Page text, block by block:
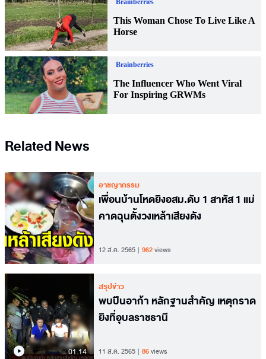
Related News
อาชญากรรม
เพื่อนบ้านโหดยิงอสม.ดับ 1 สาหัส 1 แม่
คาดฉุนตั้งวงเหล้าเสียงดัง
12 ส.ค. 2565 962views
01.14
สรุปข่าว
พบปืนอาก้า หลักฐานสำคัญ เหตุกราด
ยิงที่อุบลราชธานี
11 ส.ค. 2565 86views